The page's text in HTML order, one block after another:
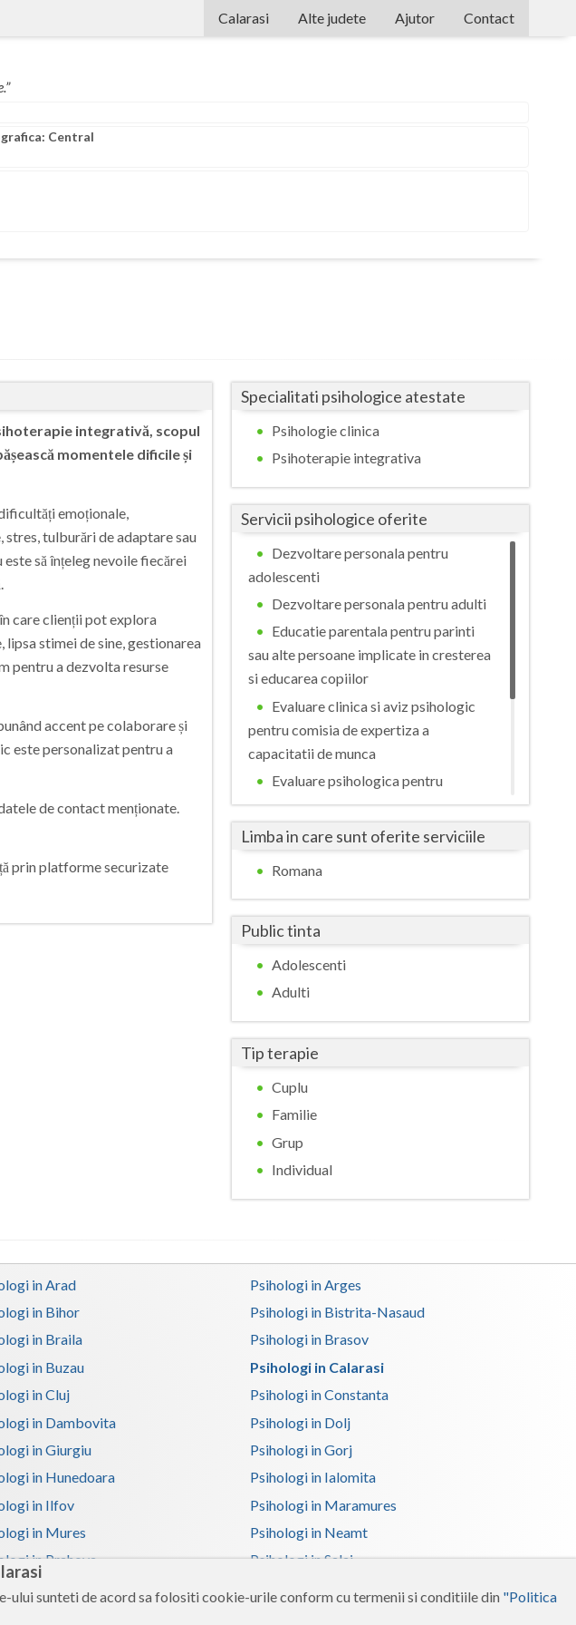
sunteti de acord sa folositi cookie-urile conform cu termenii si conditiile din "Politica
Calarasi Alte judete
Bucuresti
Calarasi
Caras-Severin
Cluj
Constanta
Covasna
Dambovita
Galati
Gorj
Hunedoara
Iasi
Ilfov
Maramures
Mures
Neamt
Olt
Prahova
Sibiu
Suceava
Teleorman
Timis
Tulcea
Valcea
Vaslui
Vrancea
Ajutor Contact
Central
integrativă, scopul
momentele dificile și
emoționale,
tulburări de adaptare sau
să înțeleg nevoile fiecărei
care clienții pot explora
stimei de sine, gestionarea
pentru a dezvolta resurse
accent pe colaborare și
este personalizat pentru a
de contact menționate.
prin platforme securizate
Specialitati psihologice atestate
Psihologie clinica
Psihoterapie integrativa
Servicii psihologice oferite
Dezvoltare personala pentru
adolescenti
Dezvoltare personala pentru adulti
Educatie parentala pentru parinti
sau alte persoane implicate in cresterea
si educarea copiilor
Evaluare clinica si aviz psihologic
pentru comisia de expertiza a
capacitatii de munca
Evaluare psihologica pentru
adoptie
Examinari psihologice in vederea
evaluarii depresiei, anxietatii,
schizofreniei, dementei si a tulburarilor
bipolare sau alte boli psihice
Expertiza psihologica clinica
Limba in care sunt oferite serviciile
Romana
Public tinta
Adolescenti
Adulti
Tip terapie
Cuplu
Familie
Grup
Individual
in Arad
Psihologi in Arges
in Bihor
Psihologi in Bistrita-Nasaud
in Braila
Psihologi in Brasov
in Buzau
Psihologi in Calarasi
in Cluj
Psihologi in Constanta
in Dambovita
Psihologi in Dolj
in Giurgiu
Psihologi in Gorj
in Hunedoara
Psihologi in Ialomita
in Ilfov
Psihologi in Maramures
in Mures
Psihologi in Neamt
in Prahova
Psihologi in Salaj
in Timis